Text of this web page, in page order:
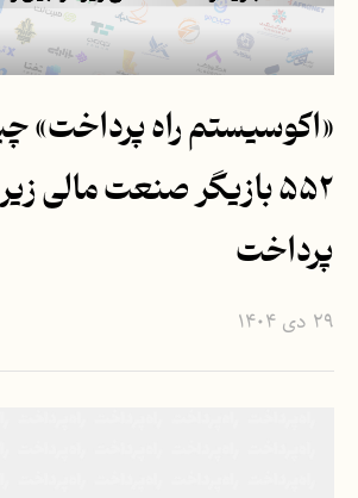
«اکوسیستم راه
۵۵۲ بازیگر صنعت مالی
پرداخت
۲۹ دی ۱۴۰۴